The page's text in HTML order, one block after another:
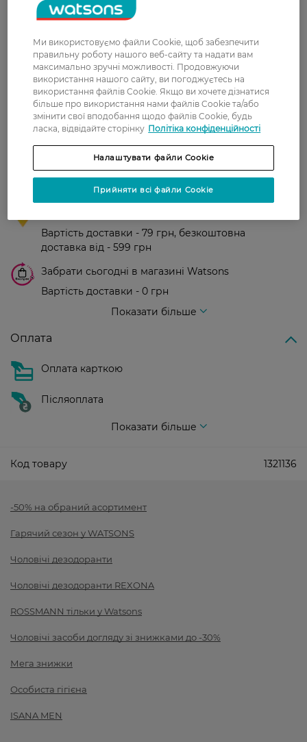
Бескомпромиссный мужской
аромат. Body Contact из этой серии
звучит мягче. Свою функцию
выполняет с раннего утра до
позднего вечера, если
пользоваться интенсивно.
Доставка
Нова пошта
У відділення Нової пошти - 99 грн,
безкоштовно від 699 грн
Вартість доставки - 79 грн, безкоштовна
доставка від - 599 грн
Забрати сьогодні в магазині Watsons
Вартість доставки - 0 грн
Показати більше
Оплата
Оплата карткою
Післяоплата
Показати більше
Код товару 1321136
-50% на обраний асортимент
Гарячий сезон у WATSONS
Чоловічі дезодоранти
Чоловічі дезодоранти REXONA
ROSSMANN тільки у Watsons
Чоловічі засоби догляду зі знижками до -30%
Мега знижки
Особиста гігієна
ISANA MEN
Ми використовуємо файли Cookie, щоб забезпечити
правильну роботу нашого веб-сайту та надати вам
максимально зручні можливості. Продовжуючи
використання нашого сайту, ви погоджуєтесь на
використання файлів Cookie. Якщо ви хочете дізнатися
більше про використання нами файлів Cookie та/або
змінити свої вподобання щодо файлів Cookie, будь
ласка, відвідайте сторінку Політіка конфіденційності
Налаштувати файли Cookie
Прийняти всі файли Cookie